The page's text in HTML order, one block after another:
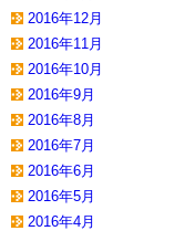
2016年12月
2016年11月
2016年10月
2016年9月
2016年8月
2016年7月
2016年6月
2016年5月
2016年4月